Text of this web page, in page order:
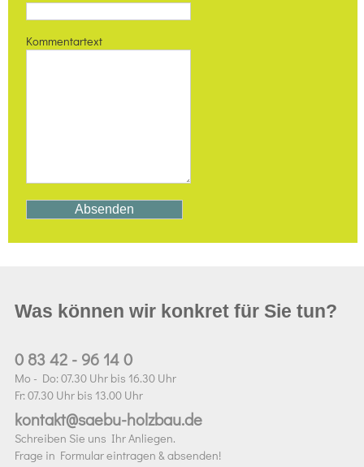
Kommentartext
Was können wir konkret für Sie tun?
0 83 42 - 96 14 0
Mo - Do: 07.30 Uhr bis 16.30 Uhr
Fr: 07.30 Uhr bis 13.00 Uhr
kontakt@saebu-holzbau.de
Schreiben Sie uns Ihr Anliegen.
Frage in Formular eintragen & absenden!